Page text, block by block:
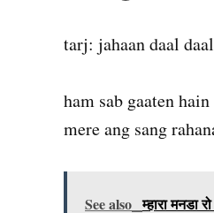
tarj: jahaan daal
ham sab gaaten
mere ang sang
See also म्हारा मनडा